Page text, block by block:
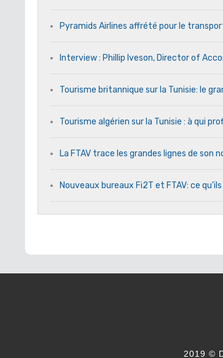
Pyramids Airlines affrété pour le
Interview : Phillip Iveson, Director of
Tourisme britannique sur la Tunisie: le
Tourisme algérien sur la Tunisie : à qui
La FTAV trace les grandes lignes de
Nouveaux bureaux Fi2T et FTAV: ce
2019 ©